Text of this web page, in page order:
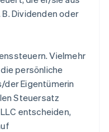
Dividenden oder
Vielmehr
persönliche
der Eigentümerin
Steuersatz
entscheiden,